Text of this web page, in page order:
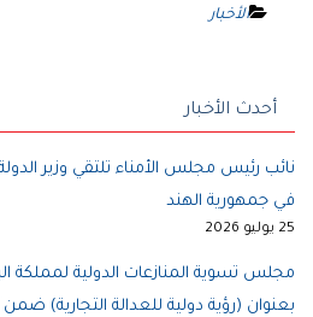
الأخبار
أحدث الأخبار
نائب رئيس مجلس الأمناء تلتقي وزير
في جمهورية الهند
25 يوليو 2026
مجلس تسوية المنازعات الدولية
بعنوان (رؤية دولية للعدالة التجارية)